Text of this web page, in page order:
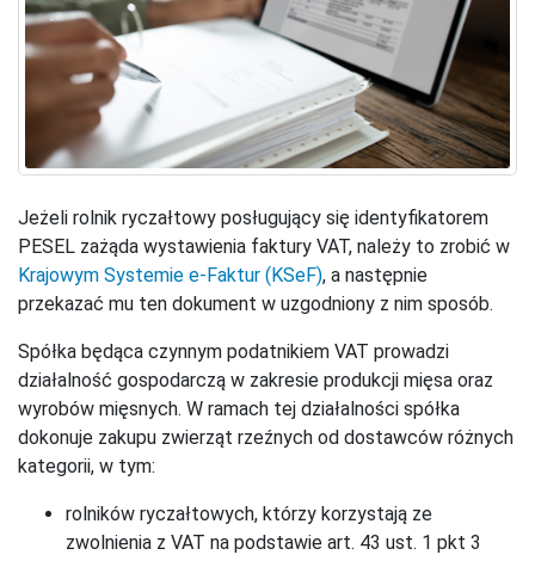
Jeżeli rolnik ryczałtowy posługujący się identyfikatorem
PESEL zażąda wystawienia faktury VAT, należy to zrobić w
Krajowym Systemie e-Faktur (KSeF), a następnie
przekazać mu ten dokument w uzgodniony z nim sposób.
Spółka będąca czynnym podatnikiem VAT prowadzi
działalność gospodarczą w zakresie produkcji mięsa oraz
wyrobów mięsnych. W ramach tej działalności spółka
dokonuje zakupu zwierząt rzeźnych od dostawców różnych
kategorii, w tym:
rolników ryczałtowych, którzy korzystają ze
zwolnienia z VAT na podstawie art. 43 ust. 1 pkt 3